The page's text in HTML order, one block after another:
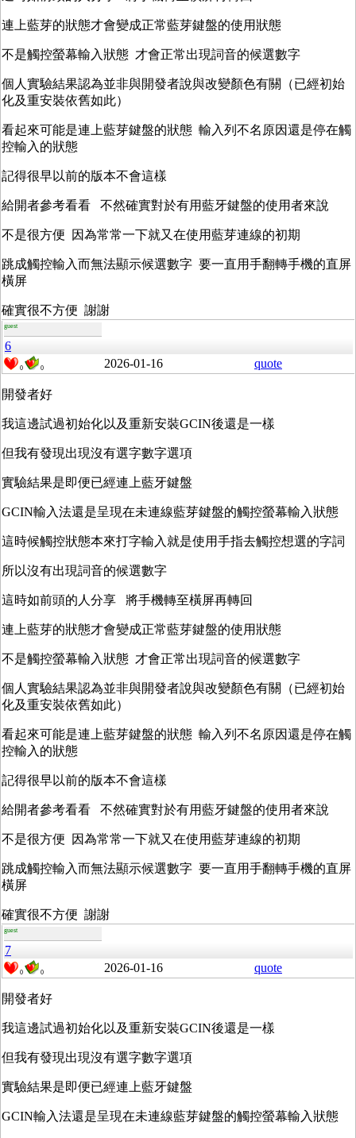
連上藍芽的狀態才會變成正常藍芽鍵盤的使用狀態
不是觸控螢幕輸入狀態 才會正常出現詞音的候選數字
個人實驗結果認為並非與開發者說與改變顏色有關（已經初始
化及重安裝依舊如此）
看起來可能是連上藍芽鍵盤的狀態 輸入列不名原因還是停在觸
控輸入的狀態
記得很早以前的版本不會這樣
給開者參考看看 不然確實對於有用藍牙鍵盤的使用者來說
不是很方便 因為常常一下就又在使用藍芽連線的初期
跳成觸控輸入而無法顯示候選數字 要一直用手翻轉手機的直屏
橫屏
確實很不方便 謝謝
guest
6
0 0 2026-01-16 quote
開發者好
我這邊試過初始化以及重新安裝GCIN後還是一樣
但我有發現出現沒有選字數字選項
實驗結果是即便已經連上藍牙鍵盤
GCIN輸入法還是呈現在未連線藍芽鍵盤的觸控螢幕輸入狀態
這時候觸控狀態本來打字輸入就是使用手指去觸控想選的字詞
所以沒有出現詞音的候選數字
這時如前頭的人分享 將手機轉至橫屏再轉回
連上藍芽的狀態才會變成正常藍芽鍵盤的使用狀態
不是觸控螢幕輸入狀態 才會正常出現詞音的候選數字
個人實驗結果認為並非與開發者說與改變顏色有關（已經初始
化及重安裝依舊如此）
看起來可能是連上藍芽鍵盤的狀態 輸入列不名原因還是停在觸
控輸入的狀態
記得很早以前的版本不會這樣
給開者參考看看 不然確實對於有用藍牙鍵盤的使用者來說
不是很方便 因為常常一下就又在使用藍芽連線的初期
跳成觸控輸入而無法顯示候選數字 要一直用手翻轉手機的直屏
橫屏
確實很不方便 謝謝
guest
7
0 0 2026-01-16 quote
開發者好
我這邊試過初始化以及重新安裝GCIN後還是一樣
但我有發現出現沒有選字數字選項
實驗結果是即便已經連上藍牙鍵盤
GCIN輸入法還是呈現在未連線藍芽鍵盤的觸控螢幕輸入狀態